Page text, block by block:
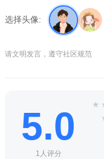
选择头像:
请文明发言，遵守社区规范
5.0
1人评分
★